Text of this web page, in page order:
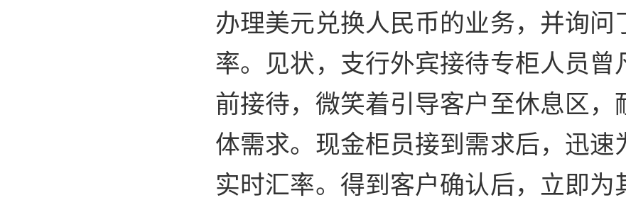
办理美元兑换人民币的业务，并询问
率。见状，支行外宾接待专柜人员曾
前接待，微笑着引导客户至休息区，
体需求。现金柜员接到需求后，迅速
实时汇率。得到客户确认后，立即为